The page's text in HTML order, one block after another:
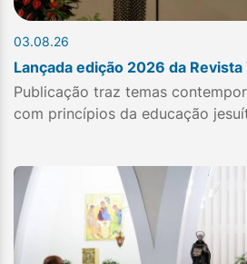
03.08.26
Lançada edição 2026 da
Publicação traz temas
com princípios da educação